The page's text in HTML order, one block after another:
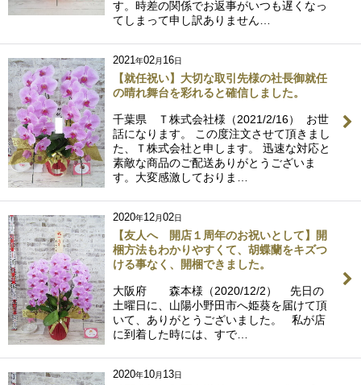
す。時差の関係でお返事がいつも遅くなっ
てしまって申し訳ありません…
2021年02月 16日
【就任祝い】大切な取引先様の社長御就任
の晴れ舞台を彩れると確信しました。
千葉県 Ｔ株式会社様（2021/2/16） お世
話になります。 この度注文させて頂きまし
た、Ｔ株式会社と申します。 迅速な対応と
素敵な商品のご配送ありがとうございま
す。大変感激しておりま…
2020年12月 02日
【友人へ 開店１周年のお祝いとして】開
梱方法もわかりやすくて、胡蝶蘭をキズつ
ける事なく、開梱できました。
大阪府 森本様（2020/12/2） 先日の
土曜日に、山陽小野田市へ姫葵を届けて頂
いて、ありがとうございました。 私が店
に到着した時には、すで…
2020年10月 13日